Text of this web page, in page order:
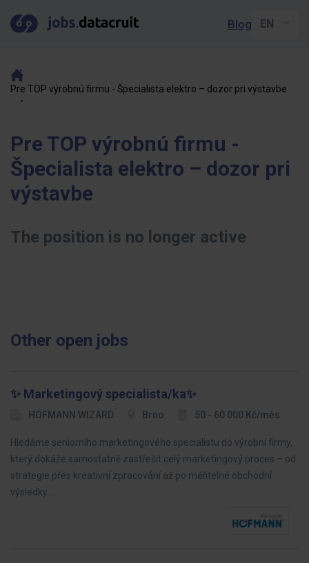
Blog
Pre TOP výrobnú firmu - Špecialista elektro – dozor pri výstavbe
Pre TOP výrobnú firmu -
Špecialista elektro – dozor pri
výstavbe
The position is no longer active
Other open jobs
✨ Marketingový specialista/ka✨
HOFMANN WIZARD Brno 50 - 60 000 Kč/měs
Hledáme seniorního marketingového specialistu do výrobní firmy,
který dokáže samostatně zastřešit celý marketingový proces – od
strategie přes kreativní zpracování až po měřitelné obchodní
výsledky…